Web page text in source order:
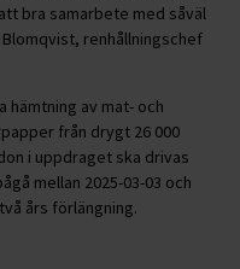
bra samarbete med såväl
renhållningschef
hämtning av mat- och
från drygt 26 000
i uppdraget ska drivas
mellan 2025-03-03 och
års förlängning.